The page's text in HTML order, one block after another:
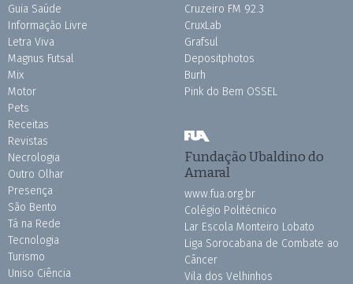
Guia Saúde
Informação Livre
Letra Viva
Magnus Futsal
Mix
Motor
Pets
Receitas
Revistas
Necrologia
Outro Olhar
Presença
São Bento
Tá na Rede
Tecnologia
Turismo
Uniso Ciência
Cruzeiro FM 92.3
CruxLab
Grafsul
Depositphotos
Burh
Pink do Bem OSSEL
Fundação Ubaldino do
Amaral
www.fua.org.br
Colégio Politécnico
Lar Escola Monteiro Lobato
Liga Sorocabana de Combate ao
Câncer
Vila dos Velhinhos